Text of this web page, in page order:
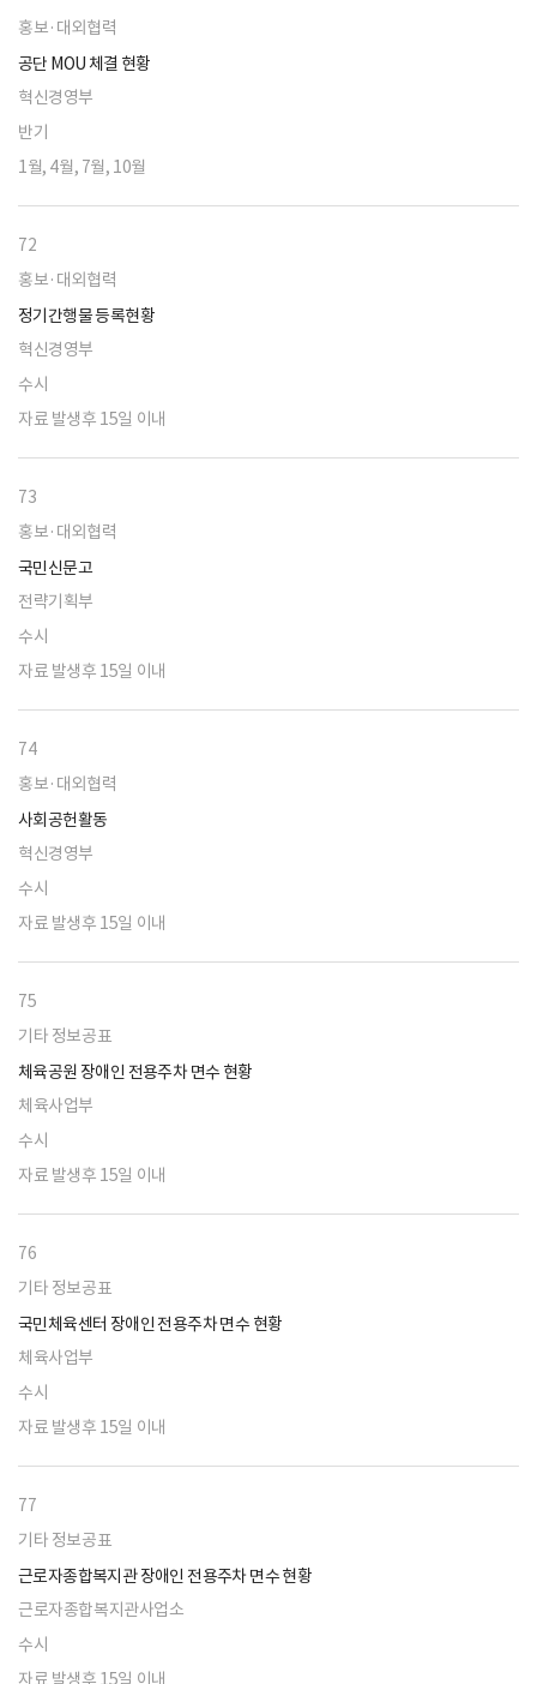
홍보·대외협력
공단 MOU 체결 현황
혁신경영부
반기
1월, 4월, 7월, 10월
72
홍보·대외협력
정기간행물 등록현황
혁신경영부
수시
자료 발생후 15일 이내
73
홍보·대외협력
국민신문고
전략기획부
수시
자료 발생후 15일 이내
74
홍보·대외협력
사회공헌활동
혁신경영부
수시
자료 발생후 15일 이내
75
기타 정보공표
체육공원 장애인 전용주차 면수 현황
체육사업부
수시
자료 발생후 15일 이내
76
기타 정보공표
국민체육센터 장애인 전용주차 면수 현황
체육사업부
수시
자료 발생후 15일 이내
77
기타 정보공표
근로자종합복지관 장애인 전용주차 면수 현황
근로자종합복지관사업소
수시
자료 발생후 15일 이내